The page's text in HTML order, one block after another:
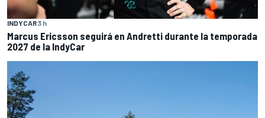
INDYCAR3 h
Marcus Ericsson seguirá en Andretti durante la temporada
2027 de la IndyCar